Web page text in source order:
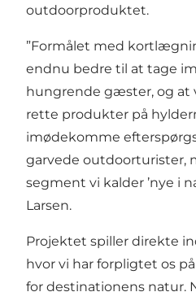
outdoorproduktet.
”Formålet med
endnu bedre til at tage
hungrende gæster, og at
rette produkter på
imødekomme
garvede outdoorturister,
segment vi kalder ’nye i
Larsen.
Projektet spiller direkte
hvor vi har forpligtet os
for destinationens natur.